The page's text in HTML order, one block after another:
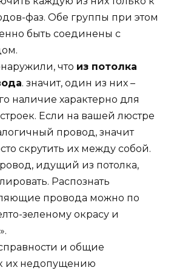
фаз. Обе группы при этом
быть соединены с
что из потолка
. значит, один из них –
наличие характерно для
Если на вашей люстре
провод, значит
скрутить их между собой.
идущий из потолка,
Распознать
провода можно по
зеленому окрасу и
и общие
их недопущению